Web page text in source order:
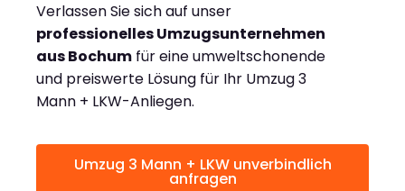
Verlassen Sie sich auf unser
professionelles Umzugsunternehmen
aus Bochum für eine umweltschonende
und preiswerte Lösung für Ihr Umzug 3
Mann + LKW-Anliegen.
Umzug 3 Mann + LKW unverbindlich
anfragen